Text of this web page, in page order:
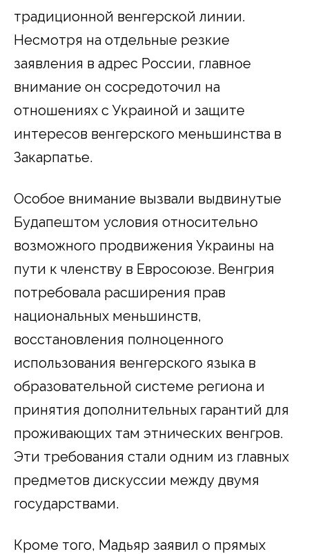
традиционной венгерской линии.
Несмотря на отдельные резкие
заявления в адрес России, главное
внимание он сосредоточил на
отношениях с Украиной и защите
интересов венгерского меньшинства в
Закарпатье.
Особое внимание вызвали выдвинутые
Будапештом условия относительно
возможного продвижения Украины на
пути к членству в Евросоюзе. Венгрия
потребовала расширения прав
национальных меньшинств,
восстановления полноценного
использования венгерского языка в
образовательной системе региона и
принятия дополнительных гарантий для
проживающих там этнических венгров.
Эти требования стали одним из главных
предметов дискуссии между двумя
государствами.
Кроме того, Мадьяр заявил о прямых